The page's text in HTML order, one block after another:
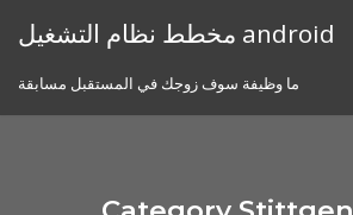
مخطط نظام التشغيل android
ما وظيفة سوف زوجك في المستقبل مسابقة